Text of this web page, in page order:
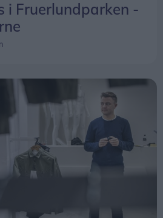
i Fruerlundparken -